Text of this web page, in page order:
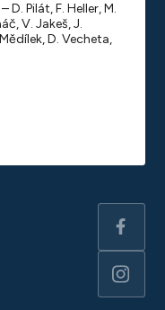
Pilát, F. Heller, M.
V. Jakeš, J.
D. Vecheta,